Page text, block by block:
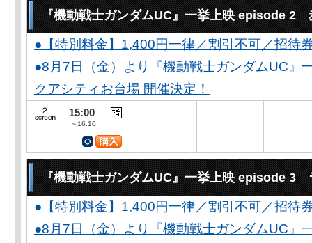
『機動戦士ガンダムUC』一挙上映 episode 2
●【特別料金】1,400円一律／割引不可／招待
●8月7日（金）より『機動戦士ガンダムUC』
クアシティお台場 開催決定！
15:00
～16:10
『機動戦士ガンダムUC』一挙上映 episode 3
●【特別料金】1,400円一律／割引不可／招待
●8月7日（金）より『機動戦士ガンダムUC』